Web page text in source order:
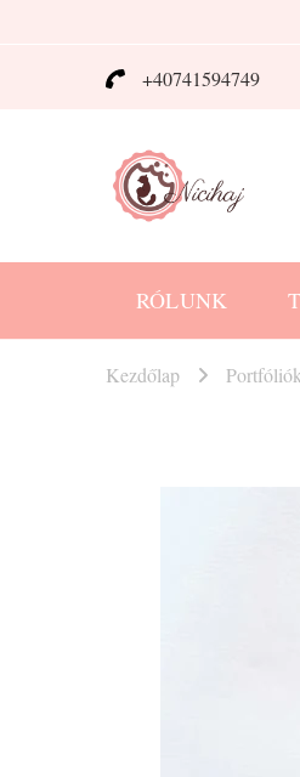
+40741594749
RÓLUNK
Kezdőlap